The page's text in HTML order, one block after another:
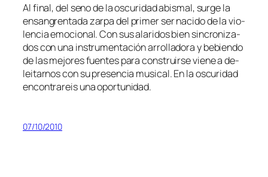
Al fi­nal, del seno de la os­cu­ri­dad abis­mal, sur­ge la
en­san­gren­ta­da zar­pa del pri­mer ser na­ci­do de la vio­
len­cia emo­cio­nal. Con sus ala­ri­dos bien sin­cro­ni­za­
dos con una ins­tru­men­ta­ción arro­lla­do­ra y be­bien­do
de las me­jo­res fuen­tes pa­ra cons­truir­se vie­ne a de­
lei­tar­nos con su pre­sen­cia mu­si­cal. En la os­cu­ri­dad
en­con­tra­reis una oportunidad.
07/10/2010